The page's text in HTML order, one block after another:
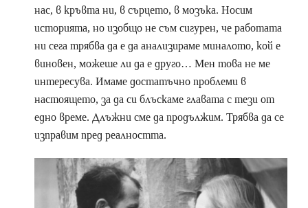
нас, в кръвта ни, в сърцето, в мозъка. Носим
историята, но изобщо не съм сигурен, че работата
ни сега трябва да е да анализираме миналото, кой е
виновен, можеше ли да е друго… Мен това не ме
интересува. Имаме достатъчно проблеми в
настоящето, за да си блъскаме главата с тези от
едно време. Длъжни сме да продължим. Трябва да се
изправим пред реалността.